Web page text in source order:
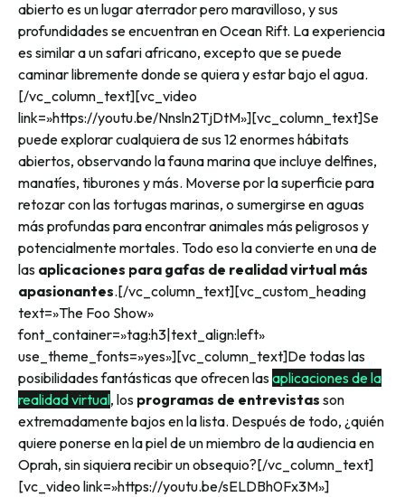
abierto es un lugar aterrador pero maravilloso, y sus
profundidades se encuentran en Ocean Rift. La experiencia
es similar a un safari africano, excepto que se puede
caminar libremente donde se quiera y estar bajo el agua.
[/vc_column_text][vc_video
link=»https://youtu.be/Nnsln2TjDtM»][vc_column_text]Se
puede explorar cualquiera de sus 12 enormes hábitats
abiertos, observando la fauna marina que incluye delfines,
manatíes, tiburones y más. Moverse por la superficie para
retozar con las tortugas marinas, o sumergirse en aguas
más profundas para encontrar animales más peligrosos y
potencialmente mortales. Todo eso la convierte en una de
las aplicaciones para gafas de realidad virtual más
apasionantes.[/vc_column_text][vc_custom_heading
text=»The Foo Show»
font_container=»tag:h3|text_align:left»
use_theme_fonts=»yes»][vc_column_text]De todas las
posibilidades fantásticas que ofrecen lasaplicaciones de la
realidad virtual, los programas de entrevistas son
extremadamente bajos en la lista. Después de todo, ¿quién
quiere ponerse en la piel de un miembro de la audiencia en
Oprah, sin siquiera recibir un obsequio?[/vc_column_text]
[vc_video link=»https://youtu.be/sELDBh0Fx3M»]